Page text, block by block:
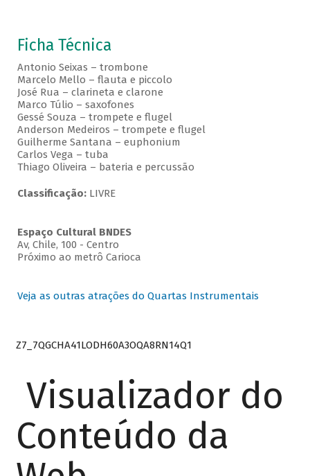
Ficha Técnica
Antonio Seixas – trombone
Marcelo Mello – flauta e piccolo
José Rua – clarineta e clarone
Marco Túlio – saxofones
Gessé Souza – trompete e flugel
Anderson Medeiros – trompete e flugel
Guilherme Santana – euphonium
Carlos Vega – tuba
Thiago Oliveira – bateria e percussão
Classificação: LIVRE
Espaço Cultural BNDES
Av, Chile, 100 - Centro
Próximo ao metrô Carioca
Veja as outras atrações do Quartas Instrumentais
Z7_7QGCHA41LODH60A3OQA8RN14Q1
Visualizador do
Conteúdo da